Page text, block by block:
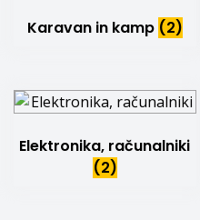
Karavan in kamp (2)
Elektronika, računalniki
(2)